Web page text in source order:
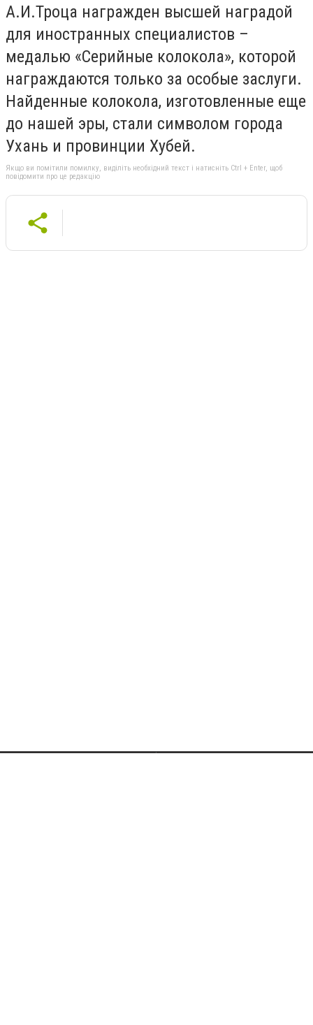
А.И.Троца награжден высшей наградой
для иностранных специалистов –
медалью «Серийные колокола», которой
награждаются только за особые заслуги.
Найденные колокола, изготовленные еще
до нашей эры, стали символом города
Ухань и провинции Хубей.
Якщо ви помітили помилку, виділіть необхідний текст і натисніть Ctrl + Enter, щоб
повідомити про це редакцію